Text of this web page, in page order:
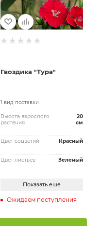
Гвоздика "Тура"
1 вид поставки
Высота взрослого
растения
20
см
Цвет соцветий Красный
Цвет листьев Зеленый
Показать еще
Ожидаем поступления